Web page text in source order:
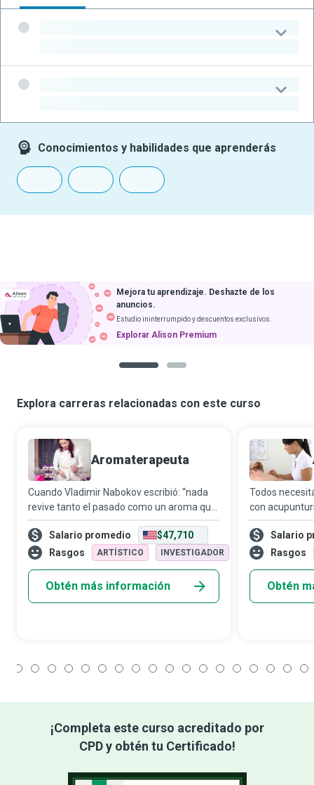
Conocimientos y habilidades que aprenderás
Mejora tu aprendizaje. Deshazte de los
anuncios.
Estudio ininterrumpido y descuentos exclusivos.
Explorar Alison Premium
Explora carreras relacionadas con este curso
Aromaterapeuta
Cuando Vladimir Nabokov escribió: “nada
revive tanto el pasado como un aroma que
alguna vez se asoció con él”, estaba
tocando una verdad profunda. Nuestro
sentido del olfato está íntimamente ligado
Salario promedio
$47,710
Rasgos
ARTÍSTICO INVESTIGADOR
Obtén más información
Todos
con
ayudar a sus
bienestar y el
lugar de
Salario
Rasgos
Obtén
¡Completa este curso acreditado por
CPD y obtén tu Certificado!